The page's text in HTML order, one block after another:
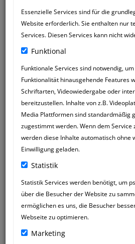
Essenzielle Services sind für die
Website erforderlich. Sie enthalten nur
Services. Diesen Services kann nicht
Funktional
Funktionale Services sind notwendig,
Funktionalität hinausgehende Features
Schriftarten, Videowiedergabe oder
bereitzustellen. Inhalte von z.B.
Media Plattformen sind standardmäßig
zugestimmt werden. Wenn dem Service
werden diese Inhalte automatisch ohne
Einwilligung geladen.
Statistik
Statistik Services werden benötigt, um
über die Besucher der Website zu
ermöglichen es uns, die Besucher
Webseite zu optimieren.
Marketing